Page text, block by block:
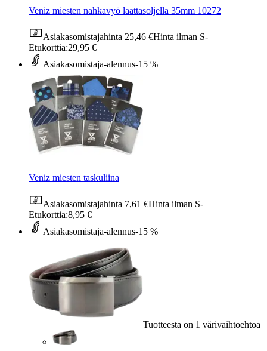
Veniz miesten nahkavyö laattasoljella 35mm 10272
Asiakasomistajahinta 25,46 €Hinta ilman S-
Etukorttia:29,95 €
Asiakasomistaja-alennus-15 %
Veniz miesten taskuliina
Asiakasomistajahinta 7,61 €Hinta ilman S-
Etukorttia:8,95 €
Asiakasomistaja-alennus-15 %
Tuotteesta on 1 värivaihtoehtoa